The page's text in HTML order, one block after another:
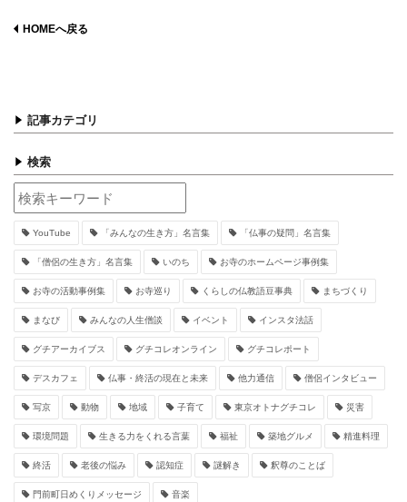
HOMEへ戻る
記事カテゴリ
検索
YouTube 「みんなの生き方」名言集 「仏事の疑問」名言集
「僧侶の生き方」名言集 いのち お寺のホームページ事例集
お寺の活動事例集 お寺巡り くらしの仏教語豆事典 まちづくり
まなび みんなの人生僧談 イベント インスタ法話
グチアーカイブス グチコレオンライン グチコレポート
デスカフェ 仏事・終活の現在と未来 他力通信 僧侶インタビュー
写京 動物 地域 子育て 東京オトナグチコレ 災害
環境問題 生きる力をくれる言葉 福祉 築地グルメ 精進料理
終活 老後の悩み 認知症 謎解き 釈尊のことば
門前町日めくりメッセージ 音楽